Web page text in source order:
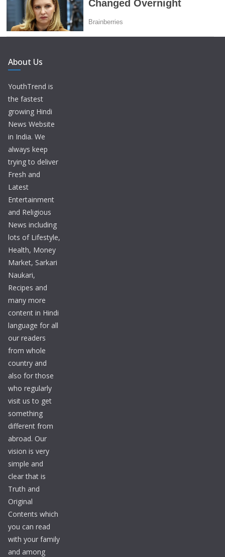
About Us
YouthTrend is
the fastest
growing Hindi
News Website
in India. We
always keep
trying to deliver
Fresh and
Latest
Entertainment
and Religious
News including
lots of Lifestyle,
Health, Money
Market, Sarkari
Naukari,
Recipes and
many more
content in Hindi
language for all
our readers
from whole
country and
also for those
who regularly
visit us to get
something
different from
abroad. Our
vision is very
simple and
clear that is
Truth and
Original
Contents which
you can read
with your family
and among